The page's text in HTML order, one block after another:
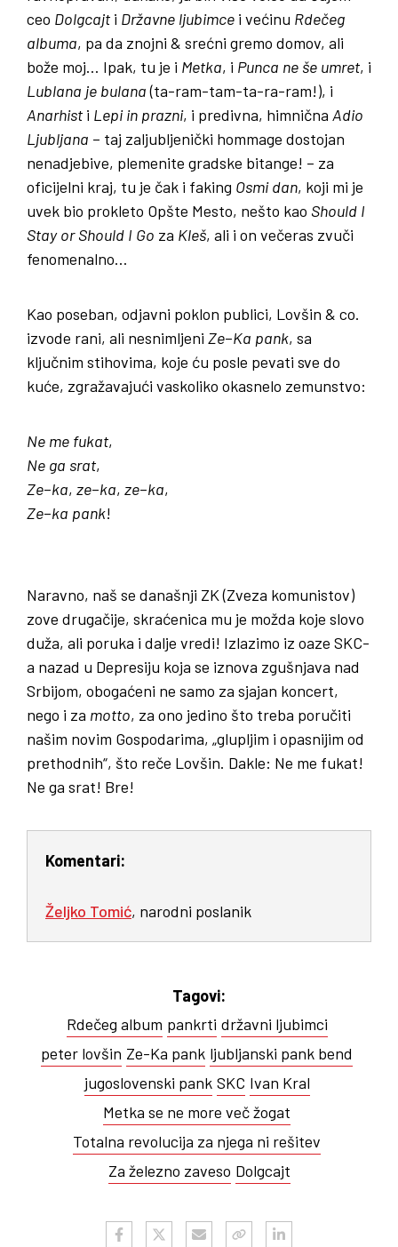
ceo Dolgcajt i Državne ljubimce i većinu Rdečeg
albuma, pa da znojni & srećni gremo domov, ali
bože moj… Ipak, tu je i Metka, i Punca ne še umret, i
Lublana je bulana(ta-ram-tam-ta-ra-ram!), i
Anarhist i Lepi in prazni, i predivna, himnična Adio
Ljubljana – taj zaljubljenički hommage dostojan
nenadjebive, plemenite gradske bitange! – za
oficijelni kraj, tu je čak i faking Osmi dan, koji mi je
uvek bio prokleto Opšte Mesto, nešto kao Should I
Stay or Should I Go za Kleš, ali i on večeras zvuči
fenomenalno…
Kao poseban, odjavni poklon publici, Lovšin & co.
izvode rani, ali nesnimljeni Ze–Ka pank, sa
ključnim stihovima, koje ću posle pevati sve do
kuće, zgražavajući vaskoliko okasnelo zemunstvo:
Ne me fukat,
Ne ga srat,
Ze–ka, ze–ka, ze–ka,
Ze–ka pank!
Naravno, naš se današnji ZK (Zveza komunistov)
zove drugačije, skraćenica mu je možda koje slovo
duža, ali poruka i dalje vredi! Izlazimo iz oaze SKC-
a nazad u Depresiju koja se iznova zgušnjava nad
Srbijom, obogaćeni ne samo za sjajan koncert,
nego i za motto, za ono jedino što treba poručiti
našim novim Gospodarima, „glupljim i opasnijim od
prethodnih“, što reče Lovšin. Dakle: Ne me fukat!
Ne ga srat! Bre!
Komentari:
Željko Tomić, narodni poslanik
Tagovi:
Rdečeg album pankrti državni ljubimci
peter lovšin Ze-Ka pank ljubljanski pank bend
jugoslovenski pank SKC Ivan Kral
Metka se ne more več žogat
Totalna revolucija za njega ni rešitev
Za železno zaveso Dolgcajt